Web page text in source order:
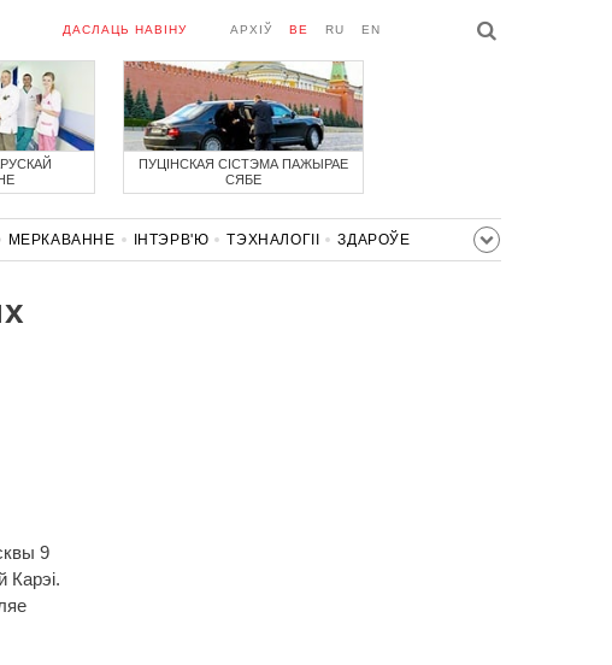
ДАСЛАЦЬ НАВІНУ АРХІЎ BE RU EN
ПУЦІНСКАЯ СІСТЭМА ПАЖЫРАЕ
СЯБЕ
МЕРКАВАННЕ ІНТЭРВ'Ю ТЭХНАЛОГІІ
ЗДАРОЎЕ
9
Карэі.